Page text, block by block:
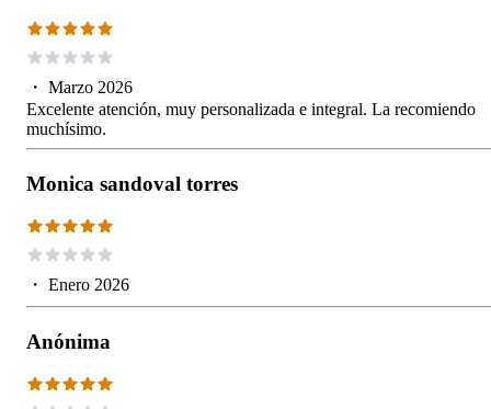
・ Marzo 2026
Excelente atención, muy personalizada e integral. La recomiendo
muchísimo.
Monica sandoval torres
・ Enero 2026
Anónima